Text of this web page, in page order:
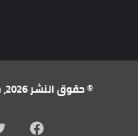
© حقوق النشر 2026، جميع الحقوق محفوظة |